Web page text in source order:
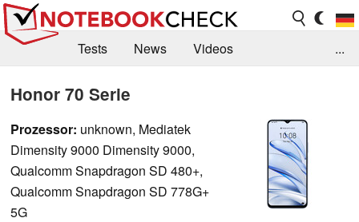
Tests News
Videos
Forum
...
Honor 70 Serie
Prozessor: unknown, Mediatek
Dimensity 9000 Dimensity 9000,
Qualcomm Snapdragon SD 480+,
Qualcomm Snapdragon SD 778G+
5G